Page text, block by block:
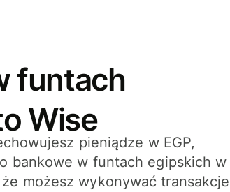
funtach
Wise
pieniądze w EGP,
bankowe w funtach egipskich w
możesz wykonywać transakcje